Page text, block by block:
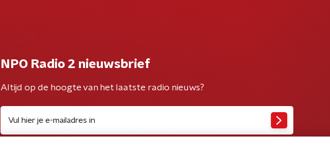
NPO Radio 2 nieuwsbrief
Altijd op de hoogte van het laatste radio nieuws?